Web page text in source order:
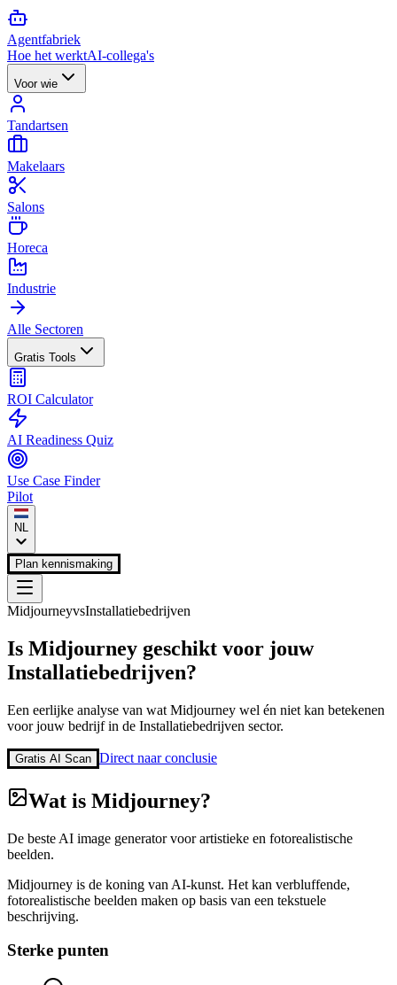
Agentfabriek
Hoe het werktAI-collega's
Voor wie
Tandartsen
Makelaars
Salons
Horeca
Industrie
Alle Sectoren
Gratis Tools
ROI Calculator
AI Readiness Quiz
Use Case Finder
Pilot
NL
Plan kennismaking
MidjourneyvsInstallatiebedrijven
Is Midjourney geschikt voor jouw
Installatiebedrijven?
Een eerlijke analyse van wat Midjourney wel én niet kan betekenen
voor jouw bedrijf in de Installatiebedrijven sector.
Gratis AI Scan Direct naar conclusie
Wat is Midjourney?
De beste AI image generator voor artistieke en fotorealistische
beelden.
Midjourney is de koning van AI-kunst. Het kan verbluffende,
fotorealistische beelden maken op basis van een tekstuele
beschrijving.
Sterke punten